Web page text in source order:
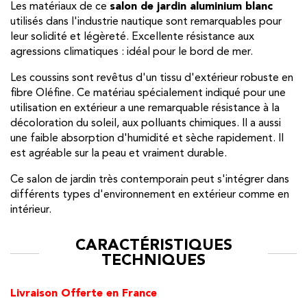
Les matériaux de ce salon de jardin aluminium blanc
utilisés dans l'industrie nautique sont remarquables pour
leur solidité et légèreté. Excellente résistance aux
agressions climatiques : idéal pour le bord de mer.
Les coussins sont revêtus d'un tissu d'extérieur robuste en
fibre Oléfine. Ce matériau spécialement indiqué pour une
utilisation en extérieur a une remarquable résistance à la
décoloration du soleil, aux polluants chimiques. Il a aussi
une faible absorption d'humidité et sèche rapidement. Il
est agréable sur la peau et vraiment durable.
Ce salon de jardin très contemporain peut s'intégrer dans
différents types d'environnement en extérieur comme en
intérieur.
CARACTÉRISTIQUES
TECHNIQUES
Livraison Offerte en France